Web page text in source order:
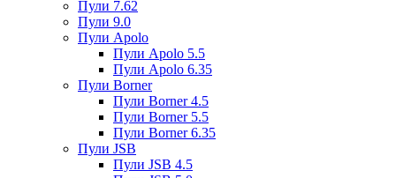
Пули 7.62
Пули 9.0
Пули Apolo
Пули Apolo 5.5
Пули Apolo 6.35
Пули Borner
Пули Borner 4.5
Пули Borner 5.5
Пули Borner 6.35
Пули JSB
Пули JSB 4.5